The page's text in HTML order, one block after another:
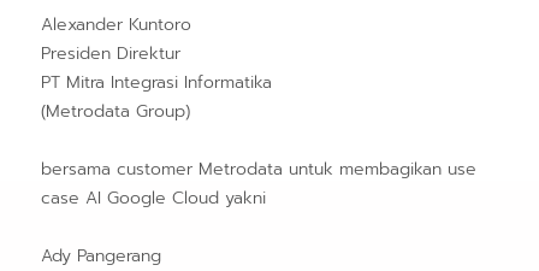
Alexander Kuntoro
Presiden Direktur
PT Mitra Integrasi Informatika
(Metrodata Group)
bersama customer Metrodata untuk membagikan use
case AI Google Cloud yakni
Ady Pangerang